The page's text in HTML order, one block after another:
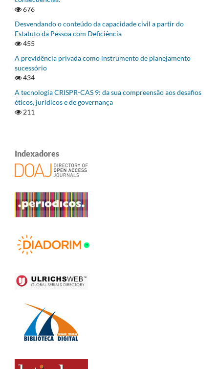
676
Desvendando o conteúdo da capacidade civil a partir do
Estatuto da Pessoa com Deficiência
455
A previdência privada como instrumento de planejamento
sucessório
434
A tecnologia CRISPR-CAS 9: da sua compreensão aos desafios
éticos, jurídicos e de governança
211
Indexadores